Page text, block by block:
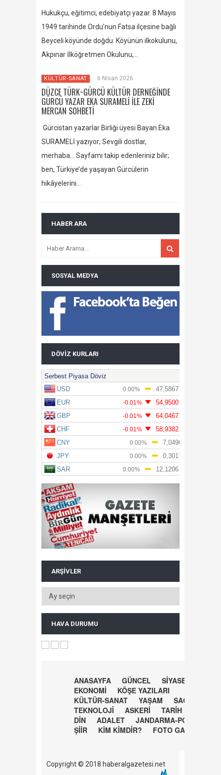
Hukukçu, eğitimci, edebiyatçı yazar. 8 Mayıs
1949 tarihinde Ordu’nun Fatsa ilçesine bağlı
Beyceli köyünde doğdu. Köyünün ilkokulunu,
Akpınar İlköğretmen Okulunu,…
KÜLTÜR-SANAT 6 Nisan 2026
DÜZCE TÜRK~GÜRCÜ KÜLTÜR DERNEĞİNDE
GÜRCÜ YAZAR EKA SURAMELİ İLE ZEKİ
MERCAN SOHBETİ
Gürcistan yazarlar Birliği üyesi Bayan Eka
SURAMELİ yazıyor; Sevgili dostlar,
merhaba… Sayfamı takip edenleriniz bilir;
ben, Türkiye’de yaşayan Gürcülerin
hikâyelerini…
HABER ARA
SOSYAL MEDYA
DÖVIZ KURLARI
ARŞIVLER
HAVA DURUMU
ANASAYFA GÜNCEL
SİYASET
EKONOMİ
KÖŞE YAZILARI
KÜLTÜR-SANAT
YAŞAM
SAĞLIK
TEKNOLOJİ
ASKERİ
TARİH
DİN
ADALET
JANDARMA-POLİS
ŞİİR
KİM KİMDİR? FOTO GALERİ
Copyright © 2018 haberalgazetesi.net